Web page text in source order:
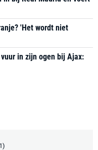
'Het wordt niet
in zijn ogen bij Ajax: